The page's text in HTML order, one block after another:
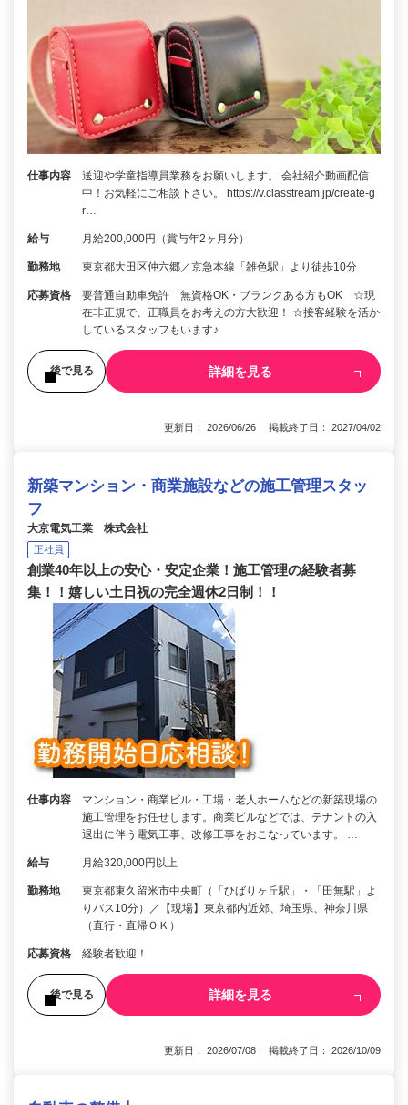
仕事内容
送迎や学童指導員業務をお願いします。 会社紹介動画配信
中！お気軽にご相談下さい。 https://v.classtream.jp/create-g
r…
給与 月給200,000円（賞与年2ヶ月分）
勤務地 東京都大田区仲六郷／京急本線「雑色駅」より徒歩10分
応募資格
要普通自動車免許 無資格OK・ブランクある方もOK ☆現
在非正規で、正職員をお考えの方大歓迎！ ☆接客経験を活か
しているスタッフもいます♪
後で見る 詳細を見る
更新日： 2026/06/26 掲載終了日： 2027/04/02
新築マンション・商業施設などの施工管理スタッ
フ
大京電気工業 株式会社
正社員
創業40年以上の安心・安定企業！施工管理の経験者募
集！！嬉しい土日祝の完全週休2日制！！
仕事内容
マンション・商業ビル・工場・老人ホームなどの新築現場の
施工管理をお任せします。商業ビルなどでは、テナントの入
退出に伴う電気工事、改修工事をおこなっています。 …
給与 月給320,000円以上
勤務地
東京都東久留米市中央町（「ひばりヶ丘駅」・「田無駅」よ
りバス10分）／【現場】東京都内近郊、埼玉県、神奈川県
（直行・直帰ＯＫ）
応募資格 経験者歓迎！
後で見る 詳細を見る
更新日： 2026/07/08 掲載終了日： 2026/10/09